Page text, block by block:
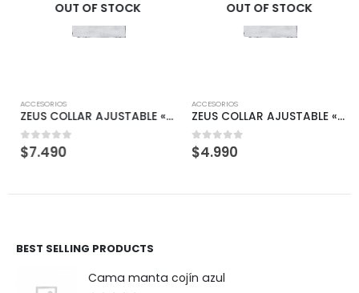
OUT OF STOCK
ACCESORIOS
ZEUS COLLAR AJUSTABLE «XL» ROJO
0out of 5
$7.490
OUT OF STOCK
ACCESORIOS
ZEUS COLLAR AJUSTABLE «M» ROJO
0out of 5
$4.990
BEST SELLING PRODUCTS
Cama manta cojín azul